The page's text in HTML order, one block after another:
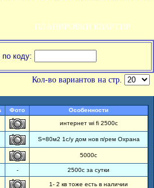
ПЛАНИРОВКИ КВАРТИР
по коду:
Кол-во вариантов на стр.
Фото
Особенности
интернет wi fi 2500с
S=80м2 1с/у дом нов п/рем Охрана
5000с
- 2500с за сутки
1- 2 кв тоже есть в наличии